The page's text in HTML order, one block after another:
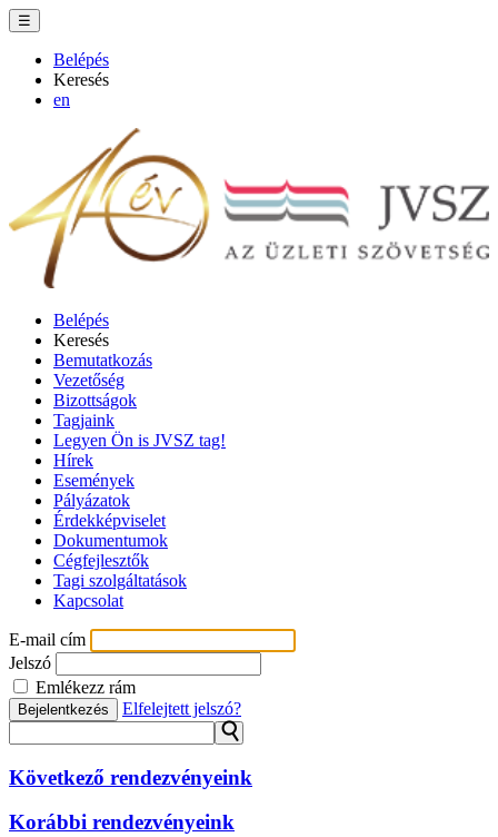
☰
Belépés
Keresés
en
Belépés
Keresés
Bemutatkozás
Vezetőség
Bizottságok
Tagjaink
Legyen Ön is JVSZ tag!
Hírek
Események
Pályázatok
Érdekképviselet
Dokumentumok
Cégfejlesztők
Tagi szolgáltatások
Kapcsolat
E-mail cím
Jelszó
Emlékezz rám
Bejelentkezés Elfelejtett jelszó?
⚲
Következő rendezvényeink
Korábbi rendezvényeink